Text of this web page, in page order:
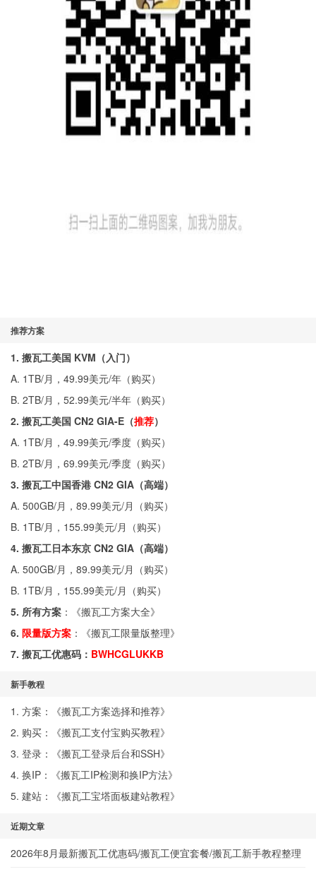
推荐方案
1. 搬瓦工美国 KVM（入门）
A. 1TB/月，49.99美元/年（购买）
B. 2TB/月，52.99美元/半年（购买）
2. 搬瓦工美国 CN2 GIA-E（推荐）
A. 1TB/月，49.99美元/季度（购买）
B. 2TB/月，69.99美元/季度（购买）
3. 搬瓦工中国香港 CN2 GIA（高端）
A. 500GB/月，89.99美元/月（购买）
B. 1TB/月，155.99美元/月（购买）
4. 搬瓦工日本东京 CN2 GIA（高端）
A. 500GB/月，89.99美元/月（购买）
B. 1TB/月，155.99美元/月（购买）
5. 所有方案 ：《搬瓦工方案大全》
6. 限量版方案 ：《搬瓦工限量版整理》
7. 搬瓦工优惠码： BWHCGLUKKB
新手教程
1. 方案：《搬瓦工方案选择和推荐》
2. 购买：《搬瓦工支付宝购买教程》
3. 登录：《搬瓦工登录后台和SSH》
4. 换IP：《搬瓦工IP检测和换IP方法》
5. 建站：《搬瓦工宝塔面板建站教程》
近期文章
2026年8月最新搬瓦工优惠码/搬瓦工便宜套餐/搬瓦工新手教程整理